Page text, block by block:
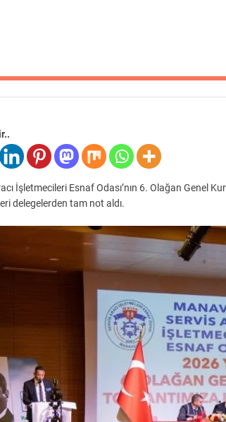
İşletmecileri Esnaf Odası’nın 6. Olağan Genel
delegelerden tam not aldı.